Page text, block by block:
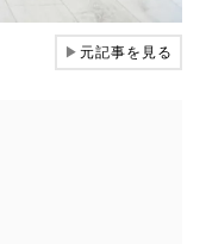
▶元記事を見る